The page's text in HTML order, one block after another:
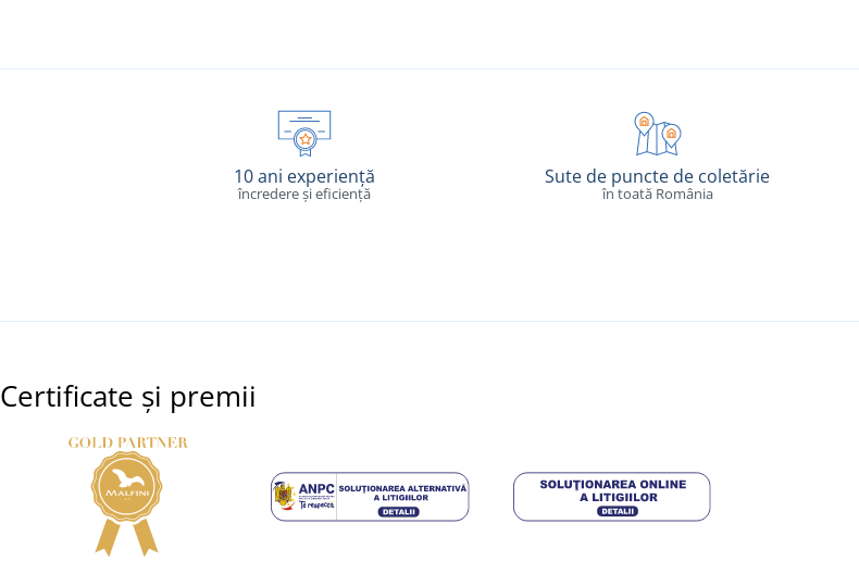
10 ani experiență
încredere și eficiență
Sute de puncte de coletărie
în toată România
Certificate și premii